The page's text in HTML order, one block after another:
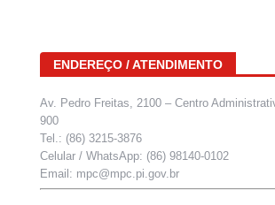
ENDEREÇO / ATENDIMENTO
Av. Pedro Freitas, 2100 – Centro
900
Tel.: (86) 3215-3876
Celular / WhatsApp: (86) 98140-0102
Email: mpc@mpc.pi.gov.br